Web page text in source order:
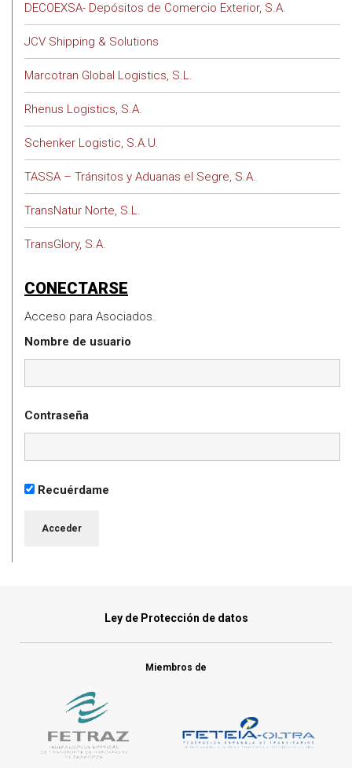
DECOEXSA- Depósitos de Comercio Exterior, S.A.
JCV Shipping & Solutions
Marcotran Global Logistics, S.L.
Rhenus Logistics, S.A.
Schenker Logistic, S.A.U.
TASSA – Tránsitos y Aduanas el Segre, S.A.
TransNatur Norte, S.L.
TransGlory, S.A.
CONECTARSE
Acceso para Asociados.
Nombre de usuario
Contraseña
Recuérdame
Ley de Protección de datos
Miembros de